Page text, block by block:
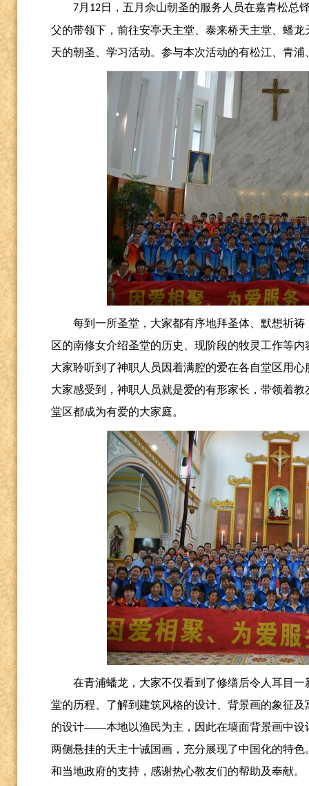
7月 12日，五月佘山朝圣的服务人员在嘉青松总
父的带领下，前往安亭天主堂、泰来桥天主堂、蟠
天的朝圣、学习活动。参与本次活动的有松江、青
每到一所圣堂，大家都有序地拜圣体、默想祈
区的南修女介绍圣堂的历史、现阶段的牧灵工作等
大家聆听到了神职人员因着满腔的爱在各自堂区用
大家感受到，神职人员就是爱的有形家长，带领着
堂区都成为有爱的大家庭。
在青浦蟠龙，大家不仅看到了修缮后令人耳目
堂的历程、了解到建筑风格的设计、背景画的象征
的设计——本地以渔民为主，因此在墙面背景画中设
两侧悬挂的天主十诫国画，充分展现了中国化的特
和当地政府的支持，感谢热心教友们的帮助及奉献。